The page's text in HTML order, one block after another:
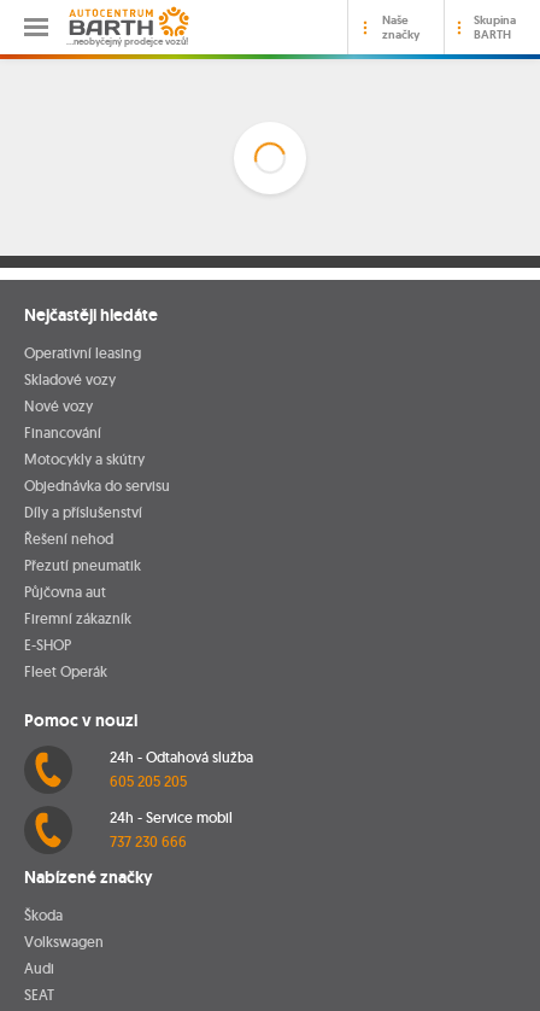
…neobyčejný prodejce vozů!
Naše
značky
Skupina
BARTH
Nejčastěji hledáte
Operativní leasing
Skladové vozy
Nové vozy
Financování
Motocykly a skútry
Objednávka do servisu
Díly a příslušenství
Řešení nehod
Přezutí pneumatik
Půjčovna aut
Firemní zákazník
E-SHOP
Fleet Operák
Pomoc v nouzi
24h - Odtahová služba
605 205 205
24h - Service mobil
737 230 666
Nabízené značky
Škoda
Volkswagen
Audi
SEAT